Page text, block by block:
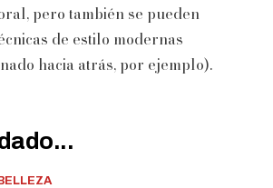
pero también se pueden
de estilo modernas
hacia atrás, por ejemplo).